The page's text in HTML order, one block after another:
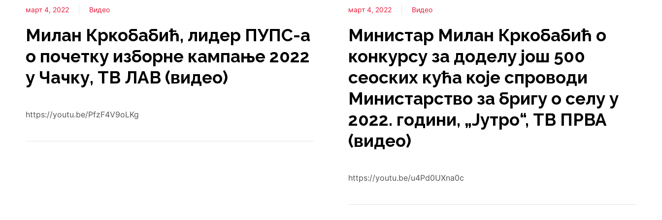
март 4, 2022 Видео
Милан Кркобабић, лидер ПУПС-а
о почетку изборне кампање 2022
у Чачку, ТВ ЛАВ (видео)
https://youtu.be/PfzF4V9oLKg
март 4, 2022 Видео
Министар Милан Кркобабић о
конкурсу за доделу још 500
сеоских кућа које спроводи
Министарство за бригу о селу у
2022. години, „Јутро“, ТВ ПРВА
(видео)
https://youtu.be/u4Pd0UXna0c